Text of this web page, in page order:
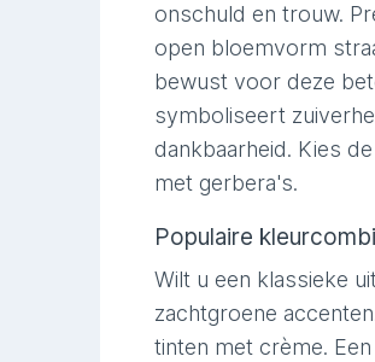
onschuld en trouw.
open bloemvorm
bewust voor deze
symboliseert
dankbaarheid. Kies
met gerbera's.
Populaire
Wilt u een klassieke
zachtgroene
tinten met crème.